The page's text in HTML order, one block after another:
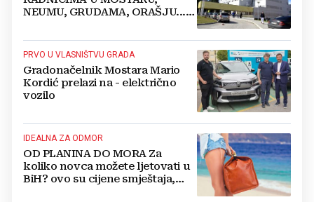
NEUMU, GRUDAMA, ORAŠJU...:
mjesta
PRVO U VLASNIŠTVU GRADA
Gradonačelnik Mostara Mario
Kordić prelazi na - električno
vozilo
IDEALNA ZA ODMOR
OD PLANINA DO MORA Za
koliko novca možete ljetovati u
BiH? ovo su cijene smještaja,